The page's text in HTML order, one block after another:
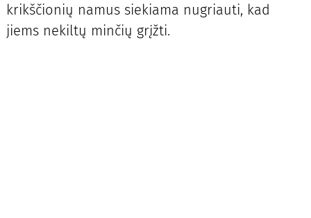
krikščionių namus siekiama nugriauti, kad
jiems nekiltų minčių grįžti.